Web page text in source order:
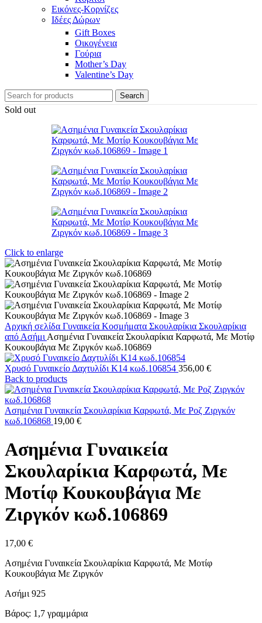
Εικόνες-Κορνίζες
Ιδέες Δώρων
Gift Boxes
Οικογένεια
Γούρια
Mother’s Day
Valentine’s Day
Search
Sold out
Click to enlarge
Αρχική σελίδα Γυναικεία Κοσμήματα Σκουλαρίκια Σκουλαρίκια
από Ασήμι Ασημένια Γυναικεία Σκουλαρίκια Καρφωτά, Με Μοτίφ
Κουκουβάγια Με Ζιργκόν κωδ.106869
Χρυσό Γυναικείο Δαχτυλίδι Κ14 κωδ.106854 356,00 €
Back to products
Ασημένια Γυναικεία Σκουλαρίκια Καρφωτά, Με Ροζ Ζιργκόν
κωδ.106868 19,00 €
Ασημένια Γυναικεία
Σκουλαρίκια Καρφωτά, Με
Μοτίφ Κουκουβάγια Με
Ζιργκόν κωδ.106869
17,00 €
Ασημένια Γυναικεία Σκουλαρίκια Καρφωτά, Με Μοτίφ
Κουκουβάγια Με Ζιργκόν
Ασήμι 925
Βάρος: 1,7 γραμμάρια